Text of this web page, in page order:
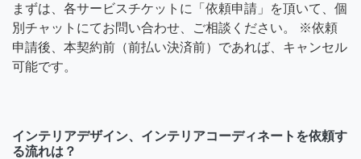
まずは、各サービスチケットに「依頼申請」を頂いて、個
別チャットにてお問い合わせ、ご相談ください。 ※依頼
申請後、本契約前（前払い決済前）であれば、キャンセル
可能です。
インテリアデザイン、インテリアコーディネートを依頼す
る流れは？